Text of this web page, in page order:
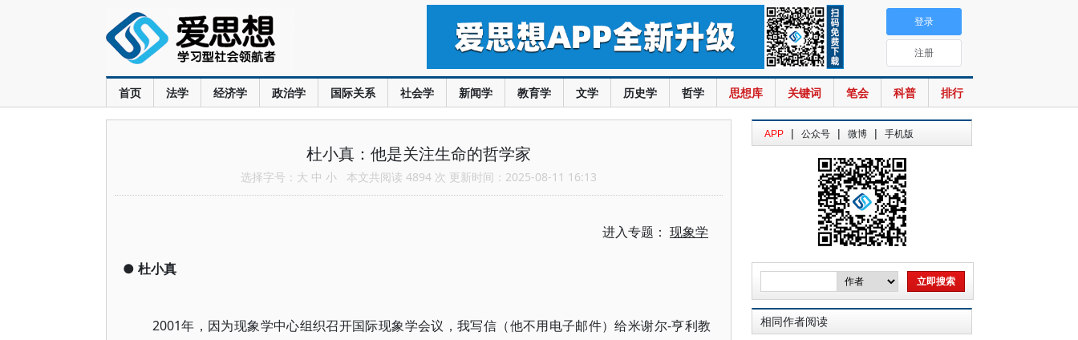
首页 法学 经济学 政治学 国际关系 社会学 新闻学 教育学 文学 历史学 哲学 思想库 关键词 笔会 科普 排行
登录
注册
杜小真：他是关注生命的哲学家
选择字号： 大 中 小 本文共阅读 4894 次 更新时间：2025-08-11 16:13
进入专题： 现象学
● 杜小真
2001年，因为现象学中心组织召开国际现象学会议，我写信（他不用电子邮件）给米谢尔-亨利教
APP | 公众号 | 微博 | 手机版
相同作者阅读